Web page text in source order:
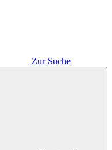
Zur Suche